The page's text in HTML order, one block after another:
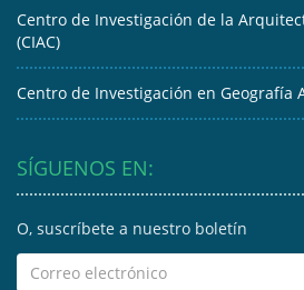
Centro de Investigación de la
(CIAC)
Centro de Investigación en Geografía
SÍGUENOS EN:
O, suscríbete a nuestro boletín